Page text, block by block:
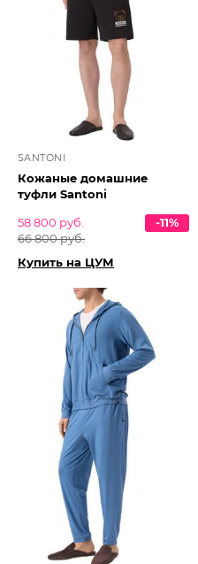
SANTONI
Кожаные домашние
туфли Santoni
58 800 руб.
66 800 руб.
-11%
Купить на ЦУМ